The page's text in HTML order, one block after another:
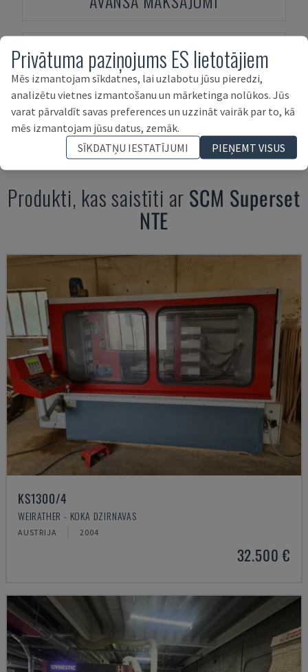
AKTĪVU FINANSĒŠANA
Produkti, kas saistīti ar SCM Superset
NTE
KS1300/4
WEIRATHER - KOKA DZIRNAVAS
AUSTRIJA 2004
32.500 €
Privātuma paziņojums ES lietotājiem
Mēs izmantojam sīkdatnes, lai uzlabotu jūsu pieredzi,
analizētu vietnes izmantošanu un mārketinga nolūkos. Jūs
varat pārvaldīt savas preferences un uzzināt vairāk par to, kā
mēs izmantojam jūsu datus, zemāk.
SĪKDATŅU IESTATĪJUMI
PIEŅEMT VISUS